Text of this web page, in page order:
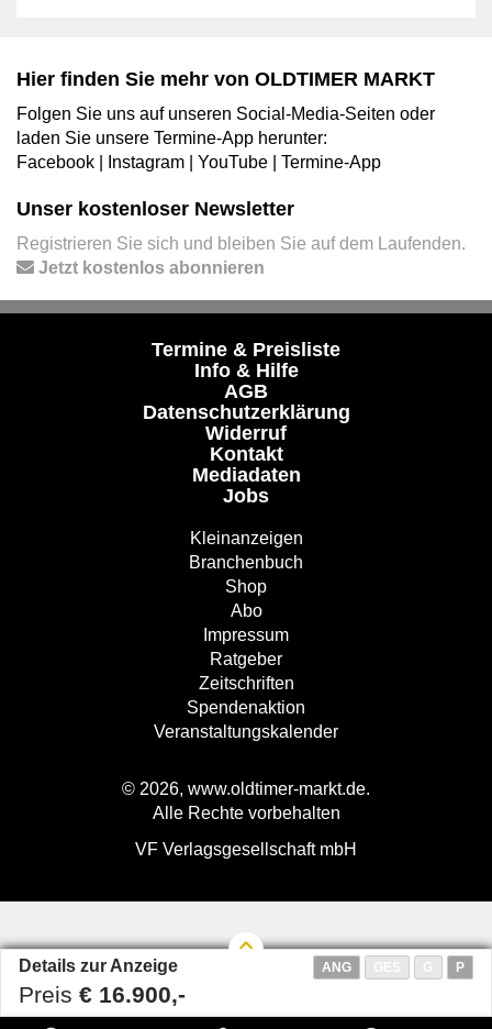
Details zur Anzeige ANG P
Preis € 16.900,-
Hier finden Sie mehr von OLDTIMER MARKT
Folgen Sie uns auf unseren Social-Media-Seiten oder
laden Sie unsere Termine-App herunter:
Facebook
Instagram YouTube Termine-App
Unser kostenloser Newsletter
Registrieren Sie sich und bleiben Sie auf dem Laufenden.
Jetzt kostenlos abonnieren
Termine & Preisliste
Info & Hilfe
AGB
Datenschutzerklärung
Widerruf
Kontakt
Mediadaten
Jobs
Kleinanzeigen
Branchenbuch
Shop
Abo
Impressum
Ratgeber
Zeitschriften
Spendenaktion
Veranstaltungskalender
© 2026, www.oldtimer-markt.de.
Alle Rechte vorbehalten
VF Verlagsgesellschaft mbH